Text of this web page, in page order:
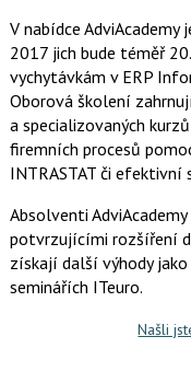
V nabídce
2017 jich bude téměř
vychytávkám v ERP
Oborová školení
a specializovaných
firemních procesů
INTRASTAT či efektivní
Absolventi
potvrzujícími rozšíření
získají další výhody
seminářích ITeuro.
Našli